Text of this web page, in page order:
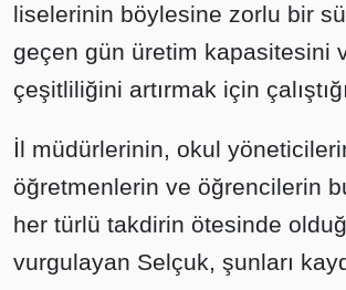
liselerinin böylesine zorlu bir
geçen gün üretim kapasitesini
çeşitliliğini artırmak için
İl müdürlerinin, okul
öğretmenlerin ve öğrencilerin
her türlü takdirin ötesinde
vurgulayan Selçuk, şunları